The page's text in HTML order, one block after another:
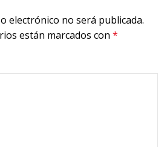
electrónico no será publicada.
están marcados con *